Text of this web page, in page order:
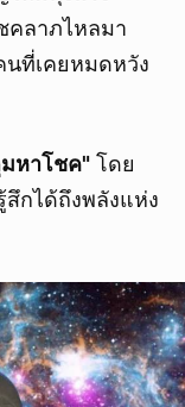
คลาภไหลมา
นที่เคยหมดหวัง
มหาโชค" โดย
กได้ถึงพลังแห่ง